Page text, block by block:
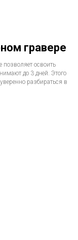
гравере
позволяет освоить
до 3 дней. Этого
разбираться в